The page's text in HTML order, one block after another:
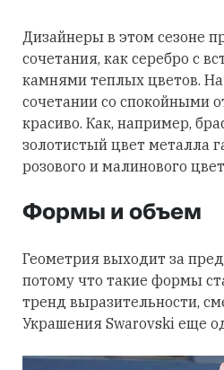
Дизайнеры в этом сезоне
сочетания, как серебро с
камнями теплых цветов.
сочетании со спокойными
красиво. Как, например,
золотистый цвет металла
розового и малинового
Формы и объем
Геометрия выходит за
потому что такие формы
тренд выразительности,
Украшения Swarovski еще